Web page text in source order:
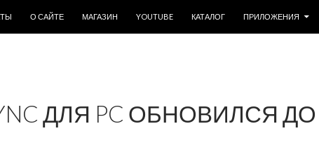
О САЙТЕ МАГАЗИН YOUTUBE КАТАЛОГ ПРИЛОЖЕНИЯ
ДЛЯ PC ОБНОВИЛСЯ ДО